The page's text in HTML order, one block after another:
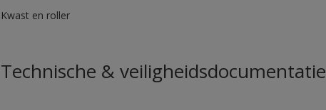
Kwast en roller
Technische & veiligheidsdocumentatie